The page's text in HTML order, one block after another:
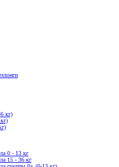
кг)
0 - 13 кг
15 - 36 кг